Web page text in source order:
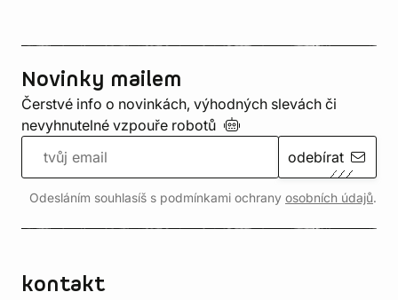
Novinky mailem
Čerstvé info o novinkách, výhodných slevách či
nevyhnutelné vzpouře robotů
odebírat
Odesláním souhlasíš s podmínkami ochrany osobních údajů.
kontakt